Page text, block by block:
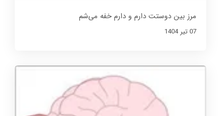
مرز بین دوستت دارم و دارم خفه می‌شم
07 تير 1404